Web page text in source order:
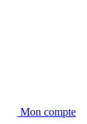
Mon compte